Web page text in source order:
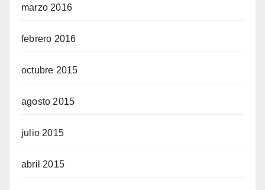
marzo 2016
febrero 2016
octubre 2015
agosto 2015
julio 2015
abril 2015